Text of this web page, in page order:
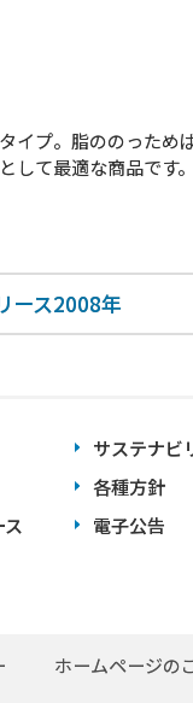
イプ。脂ののっため
して最適な商品です。
ース2008年
サステナビ
各種方針
電子公告
ホームページの